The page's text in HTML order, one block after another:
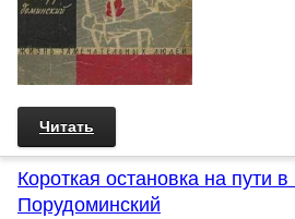
Читать
Короткая остановка на пути
Порудоминский